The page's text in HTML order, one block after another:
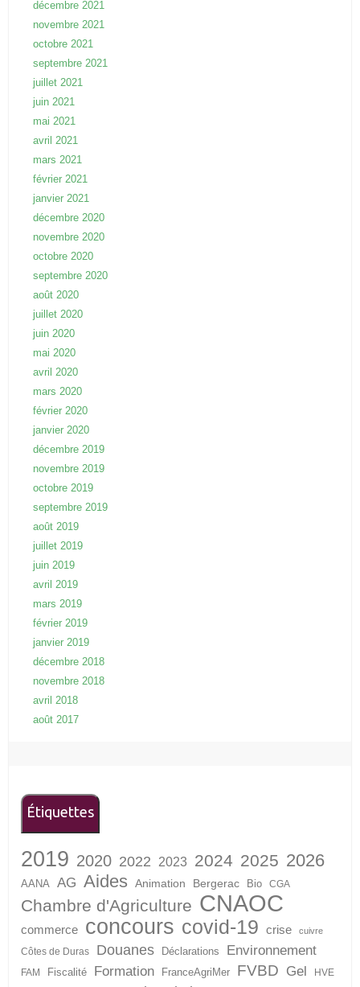
décembre 2021
novembre 2021
octobre 2021
septembre 2021
juillet 2021
juin 2021
mai 2021
avril 2021
mars 2021
février 2021
janvier 2021
décembre 2020
novembre 2020
octobre 2020
septembre 2020
août 2020
juillet 2020
juin 2020
mai 2020
avril 2020
mars 2020
février 2020
janvier 2020
décembre 2019
novembre 2019
octobre 2019
septembre 2019
août 2019
juillet 2019
juin 2019
avril 2019
mars 2019
février 2019
janvier 2019
décembre 2018
novembre 2018
avril 2018
août 2017
Étiquettes
2019 2020 2022 2023 2024 2025 2026
AANA AG Aides Animation Bergerac Bio CGA
Chambre d'Agriculture CNAOC
commerce concours covid-19 crise cuivre
Côtes de Duras Douanes Déclarations Environnement
FAM Fiscalité Formation FranceAgriMer FVBD Gel HVE